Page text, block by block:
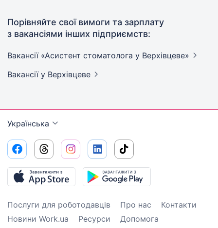
Порівняйте свої вимоги та зарплату
з вакансіями інших підприємств:
Вакансії «Асистент стоматолога у Верхівцеве»
Вакансії у Верхівцеве
Українська
Послуги для роботодавців Про нас
Контакти
Новини Work.ua
Ресурси Допомога